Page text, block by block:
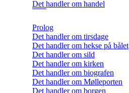
Det handler om handel
Prolog
Det handler om tirsdage
Det handler om hekse på bålet
Det handler om sild
Det handler om kirken
Det handler om biografen
Det handler om Mølleporten
Det handler om borgen